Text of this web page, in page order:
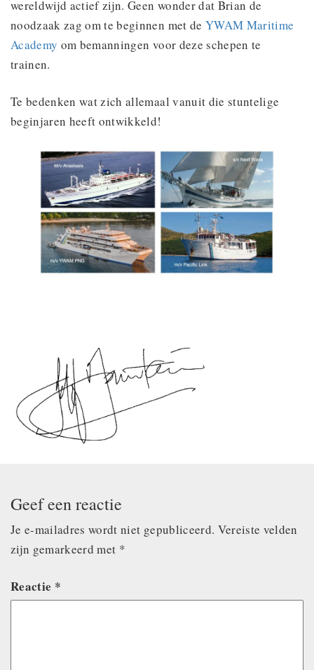
wereldwijd actief zijn. Geen wonder dat Brian de
noodzaak zag om te beginnen met de YWAM Maritime
Academy om bemanningen voor deze schepen te
trainen.
Te bedenken wat zich allemaal vanuit die stuntelige
beginjaren heeft ontwikkeld!
Geef een reactie
Je e-mailadres wordt niet gepubliceerd. Vereiste velden
zijn gemarkeerd met *
Reactie *